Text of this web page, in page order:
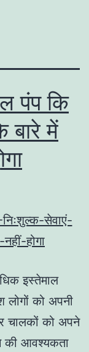
पंप कि
बारे में
इस्तेमाल
लोगों को अपनी
चालकों को अपने
की आवश्यकता